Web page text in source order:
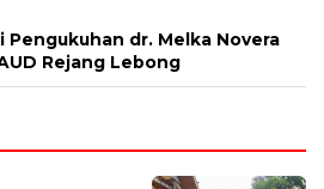
Pengukuhan dr. Melka Novera
Rejang Lebong